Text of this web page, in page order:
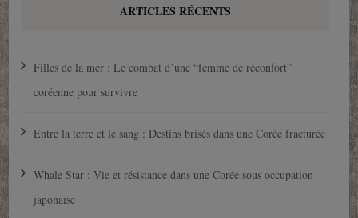
ARTICLES RÉCENTS
Filles de la mer : Le combat d’une “femme de réconfort”
coréenne pour survivre
Entre la terre et le sang : Destins brisés dans une Corée fracturée
Whale Star : Vie et résistance dans une Corée sous occupation
japonaise